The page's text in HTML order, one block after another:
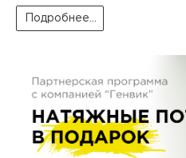
Подробнее...